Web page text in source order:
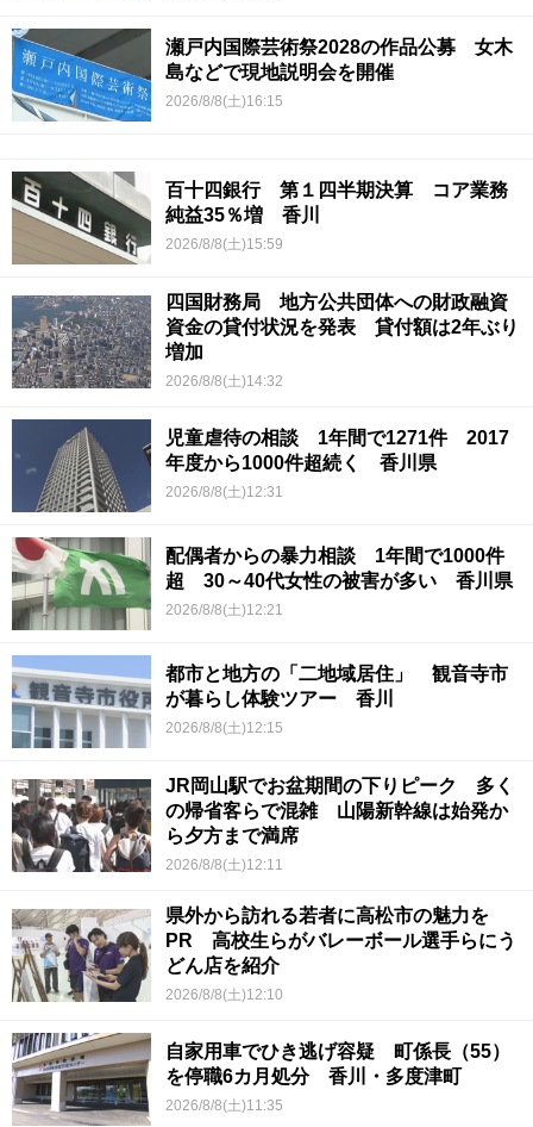
瀬戸内国際芸術祭2028の作品公募 女木
島などで現地説明会を開催
2026/8/8(土)16:15
百十四銀行 第１四半期決算 コア業務
純益35％増 香川
2026/8/8(土)15:59
四国財務局 地方公共団体への財政融資
資金の貸付状況を発表 貸付額は2年ぶり
増加
2026/8/8(土)14:32
児童虐待の相談 1年間で1271件 2017
年度から1000件超続く 香川県
2026/8/8(土)12:31
配偶者からの暴力相談 1年間で1000件
超 30～40代女性の被害が多い 香川県
2026/8/8(土)12:21
都市と地方の「二地域居住」 観音寺市
が暮らし体験ツアー 香川
2026/8/8(土)12:15
JR岡山駅でお盆期間の下りピーク 多く
の帰省客らで混雑 山陽新幹線は始発か
ら夕方まで満席
2026/8/8(土)12:11
県外から訪れる若者に高松市の魅力を
PR 高校生らがバレーボール選手らにう
どん店を紹介
2026/8/8(土)12:10
自家用車でひき逃げ容疑 町係長（55）
を停職6カ月処分 香川・多度津町
2026/8/8(土)11:35